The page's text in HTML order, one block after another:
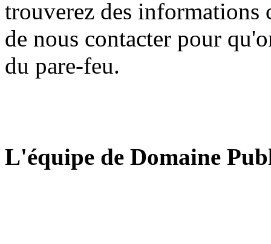
trouverez des informations
de nous contacter pour
du pare-feu.
L'équipe de Domaine